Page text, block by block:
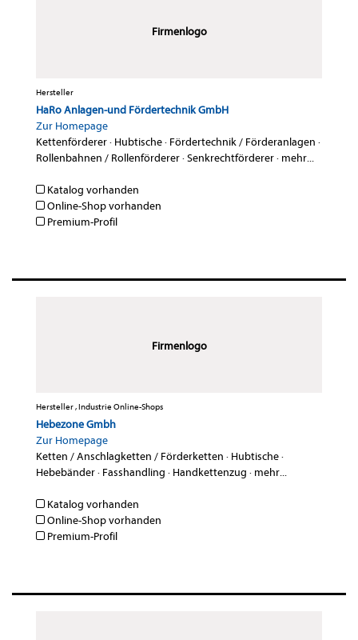
Firmenlogo
Hersteller
HaRo Anlagen-und Fördertechnik GmbH
Zur Homepage
Kettenförderer· Hubtische· Fördertechnik / Förderanlagen ·
Rollenbahnen / Rollenförderer·Senkrechtförderer· mehr...
Katalog vorhanden
Online-Shop vorhanden
Premium-Profil
Firmenlogo
Hersteller , Industrie Online-Shops
Hebezone Gmbh
Zur Homepage
Ketten / Anschlagketten / Förderketten · Hubtische·
Hebebänder· Fasshandling · Handkettenzug · mehr...
Katalog vorhanden
Online-Shop vorhanden
Premium-Profil